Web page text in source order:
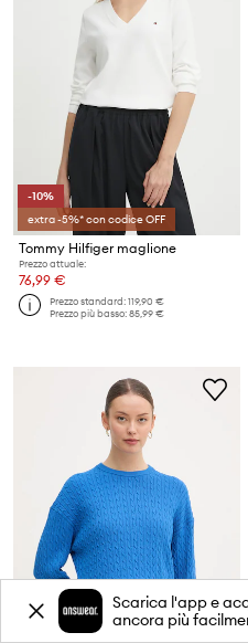
-10%
extra -5%* con codice OFF
Tommy Hilfiger maglione
Prezzo attuale:
76,99 €
Prezzo standard:119,90 €
Prezzo più basso:85,99 €
Scarica l'app e
ancora più